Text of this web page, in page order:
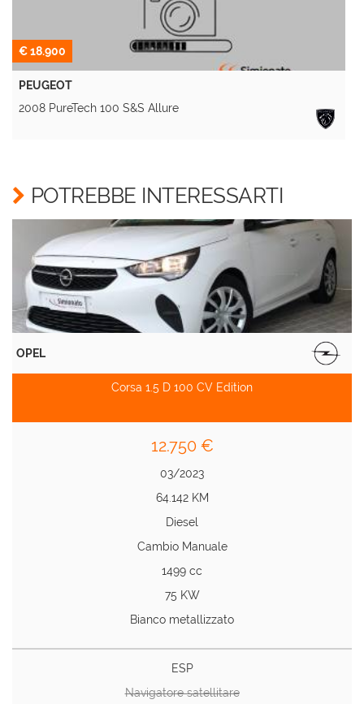
€ 18.900
PEUGEOT
2008 PureTech 100 S&S Allure
POTREBBE INTERESSARTI
OPEL
Corsa 1.5 D 100 CV Edition
12.750 €
03/2023
64.142 KM
Diesel
Cambio Manuale
1499 cc
75 KW
Bianco metallizzato
ESP
Navigatore satellitare